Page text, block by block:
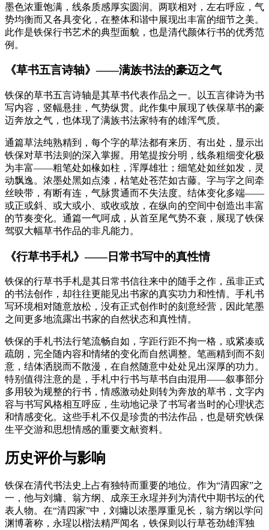
墨色浓重饱满，线条质感厚实圆润。两联相对，左右呼应，气
势均衡而又各具变化，在整体和谐中展现出丰富的细节之美。
此作是铁保行书艺术的典型面貌，也是清代颜体行书的优秀范
例。
《草书五言诗轴》——满族书法的豪迈之气
铁保的草书五言诗轴是其草书代表作品之一。以五言律诗为书
写内容，竖幅悬挂，气势纵贯。此作集中展现了铁保草书的豪
迈奔放之气，也体现了满族书法家特有的雄浑气质。
通篇草法纯熟精到，每个字的草法都有来历、有出处，显示出
铁保对草书法则的深入掌握。用笔提按分明，线条粗细变化极
为丰富——粗笔处如椽如柱，浑厚雄壮；细笔处如丝如发，灵
动飘逸。浓墨处黑如点漆，枯笔处苍茫如古藤。字与字之间牵
丝映带，有断有连，气脉贯通而不失法度。结体变化多端——
或正或斜、或大或小、或收或放，在纵向的空间中创造出丰富
的节奏变化。通篇一气呵成，从首至尾气势不衰，展现了铁保
驾驭大幅草书作品的非凡能力。
《行草书手札》——日常书写中的真性情
铁保的行草书手札是其日常书信往来中的随手之作，虽非正式
的书法创作，却往往更能见出书家的真实功力和性情。手札书
写环境相对随意放松，没有正式创作时的刻意经营，因此笔墨
之间更多地流露出书家的自然状态和真性情。
铁保的手札书法行笔流畅自如，字距行距不拘一格，或紧凑或
疏朗，完全随内容和情绪的变化而自然调整。笔画精到而不刻
意，结体洒脱而不散漫，在自然随意中处处见出深厚的功力。
特别值得注意的是，手札中行书与草书自由混用——叙事部分
多用较为规整的行书，情感激动处则转为奔放的草书，文字内
容与书写风格相互呼应，生动地记录了书写者当时的心理状态
和情感变化。这些手札不仅是珍贵的书法作品，也是研究铁保
生平交游和思想情感的重要文献资料。
历史评价与影响
铁保在清代书法史上占有独特而重要的地位。作为“清四家”之
一，他与刘墉、翁方纲、成亲王永瑆并列为清代中期书坛的代
表人物。在“清四家”中，刘墉以浓墨厚重见长，翁方纲以学问
渊博著称，永瑆以楷法精严闻名，铁保则以行草苍劲雄浑独